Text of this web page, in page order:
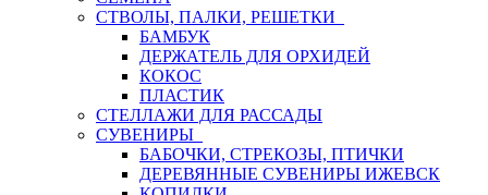
СТВОЛЫ, ПАЛКИ, РЕШЕТКИ
БАМБУК
ДЕРЖАТЕЛЬ ДЛЯ ОРХИДЕЙ
КОКОС
ПЛАСТИК
СТЕЛЛАЖИ ДЛЯ РАССАДЫ
СУВЕНИРЫ
БАБОЧКИ, СТРЕКОЗЫ, ПТИЧКИ
ДЕРЕВЯННЫЕ СУВЕНИРЫ ИЖЕВСК